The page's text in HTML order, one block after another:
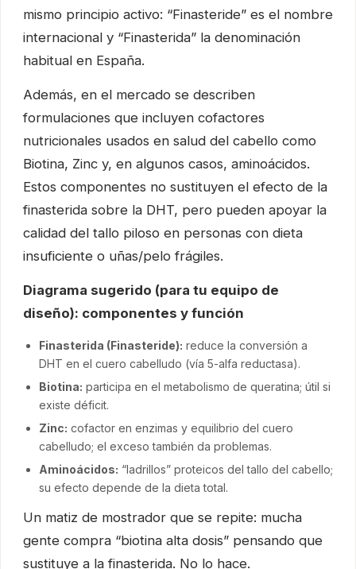
mismo principio activo: “Finasteride” es el nombre
internacional y “Finasterida” la denominación
habitual en España.
Además, en el mercado se describen
formulaciones que incluyen cofactores
nutricionales usados en salud del cabello como
Biotina, Zinc y, en algunos casos, aminoácidos.
Estos componentes no sustituyen el efecto de la
finasterida sobre la DHT, pero pueden apoyar la
calidad del tallo piloso en personas con dieta
insuficiente o uñas/pelo frágiles.
Diagrama sugerido (para tu equipo de
diseño): componentes y función
Finasterida (Finasteride): reduce la conversión a
DHT en el cuero cabelludo (vía 5-alfa reductasa).
Biotina: participa en el metabolismo de queratina; útil si
existe déficit.
Zinc: cofactor en enzimas y equilibrio del cuero
cabelludo; el exceso también da problemas.
Aminoácidos: “ladrillos” proteicos del tallo del cabello;
su efecto depende de la dieta total.
Un matiz de mostrador que se repite: mucha
gente compra “biotina alta dosis” pensando que
sustituye a la finasterida. No lo hace.